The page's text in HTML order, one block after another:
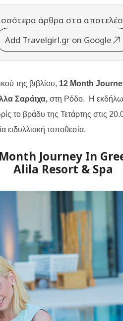
άρθρα στα
Add Travelgirl.gr on Google
της βιβλίου, 12 Month
Σαράιχα, στη Ρόδο. Η
το βράδυ της Τετάρτης στις
ειδυλλιακή τοποθεσία.
Journey In
Alila Resort & Spa